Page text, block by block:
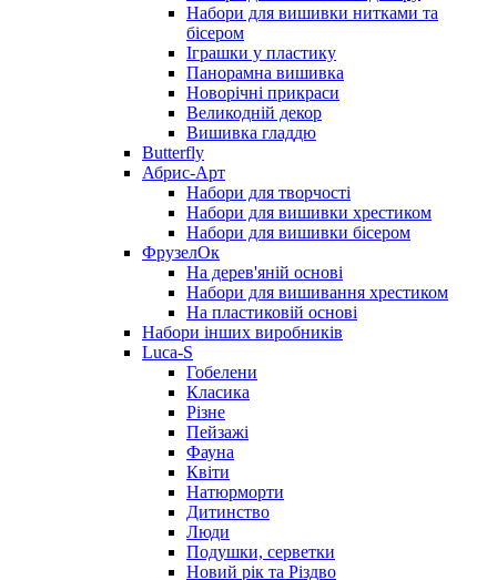
Набори для вишивки нитками та
бісером
Іграшки у пластику
Панорамна вишивка
Новорічні прикраси
Великодній декор
Вишивка гладдю
Butterfly
Абрис-Арт
Набори для творчості
Набори для вишивки хрестиком
Набори для вишивки бісером
ФрузелОк
На дерев'яній основі
Набори для вишивання хрестиком
На пластиковій основі
Набори інших виробників
Luca-S
Гобелени
Класика
Різне
Пейзажі
Фауна
Квіти
Натюрморти
Дитинство
Люди
Подушки, серветки
Новий рік та Різдво